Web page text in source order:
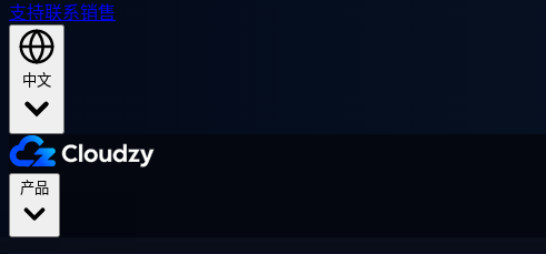
支持联系销售
中文